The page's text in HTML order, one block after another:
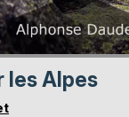
les Alpes